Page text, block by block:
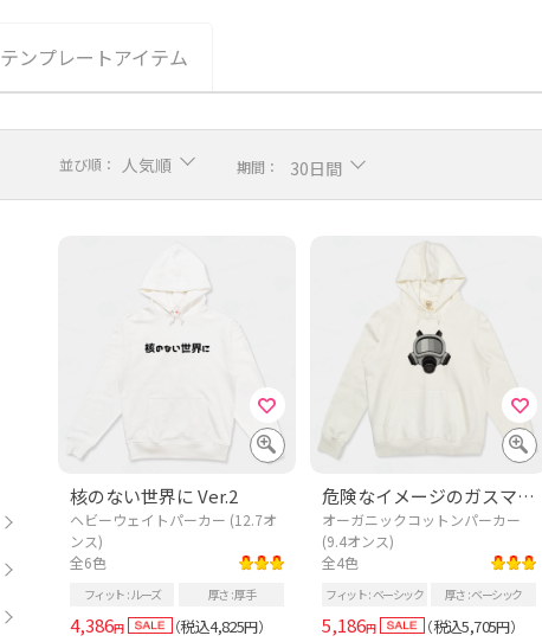
テンプレートアイテム
並び順： 人気順 期間： 30日間
核のない世界に Ver.2
ヘビーウェイトパーカー (12.7オ
ンス)
全6色
フィット ルーズ 厚さ 厚手
4,386円 （税込4,825円）
危険なイメージのガスマスク
オーガニックコットンパーカー
(9.4オンス)
全4色
フィット ベーシック 厚さ ベーシック
5,186円 （税込5,705円）